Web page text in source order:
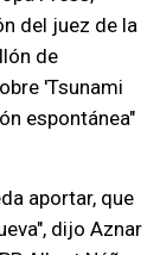
del juez de la
de
'Tsunami
espontánea"
aportar, que
dijo Aznar